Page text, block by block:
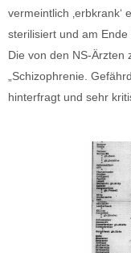
vermeintlich
sterilisiert und am Ende
Die von den NS-Ärzten
„Schizophrenie.
hinterfragt und sehr